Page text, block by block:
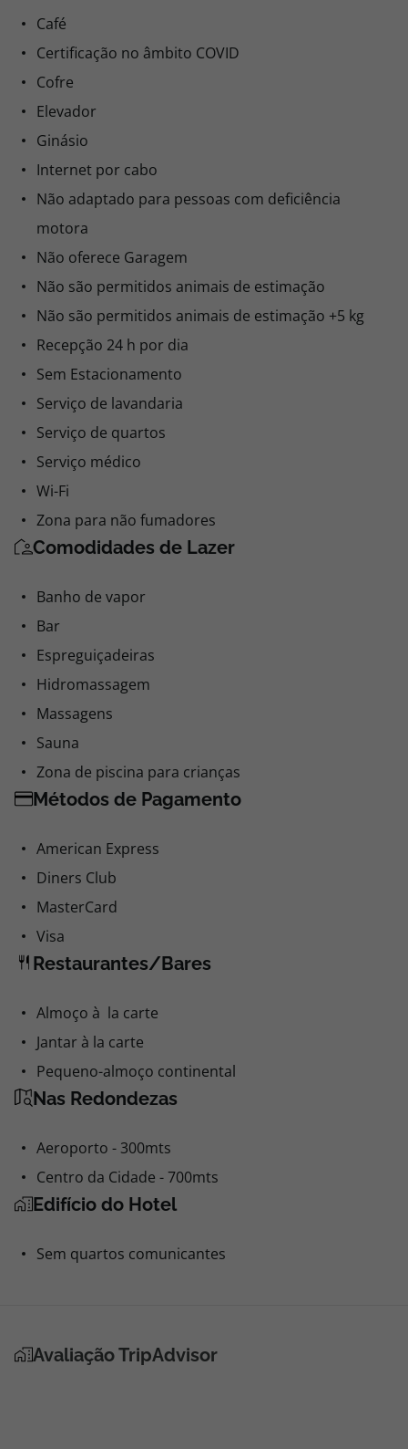
Café
Certificação no âmbito COVID
Cofre
Elevador
Ginásio
Internet por cabo
Não adaptado para pessoas com deficiência
motora
Não oferece Garagem
Não são permitidos animais de estimação
Não são permitidos animais de estimação +5 kg
Recepção 24 h por dia
Sem Estacionamento
Serviço de lavandaria
Serviço de quartos
Serviço médico
Wi-Fi
Zona para não fumadores
Comodidades de Lazer
Banho de vapor
Bar
Espreguiçadeiras
Hidromassagem
Massagens
Sauna
Zona de piscina para crianças
Métodos de Pagamento
American Express
Diners Club
MasterCard
Visa
Restaurantes/Bares
Almoço à la carte
Jantar à la carte
Pequeno-almoço continental
Nas Redondezas
Aeroporto - 300mts
Centro da Cidade - 700mts
Edifício do Hotel
Sem quartos comunicantes
Avaliação TripAdvisor